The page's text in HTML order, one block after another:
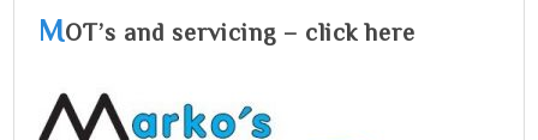
MOT’s and servicing – click here